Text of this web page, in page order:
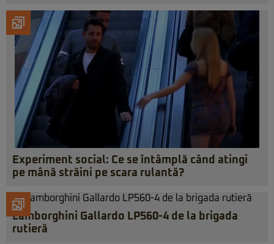
Experiment social: Ce se întâmplă când atingi
pe mână străini pe scara rulantă?
Lamborghini Gallardo LP560-4 de la brigada
rutieră